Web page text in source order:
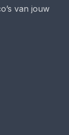
van jouw